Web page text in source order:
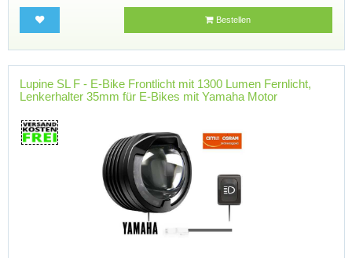
Bestellen
Lupine SL F - E-Bike Frontlicht mit 1300 Lumen Fernlicht,
Lenkerhalter 35mm für E-Bikes mit Yamaha Motor